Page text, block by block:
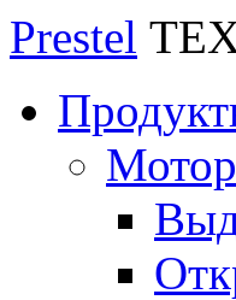
Prestel